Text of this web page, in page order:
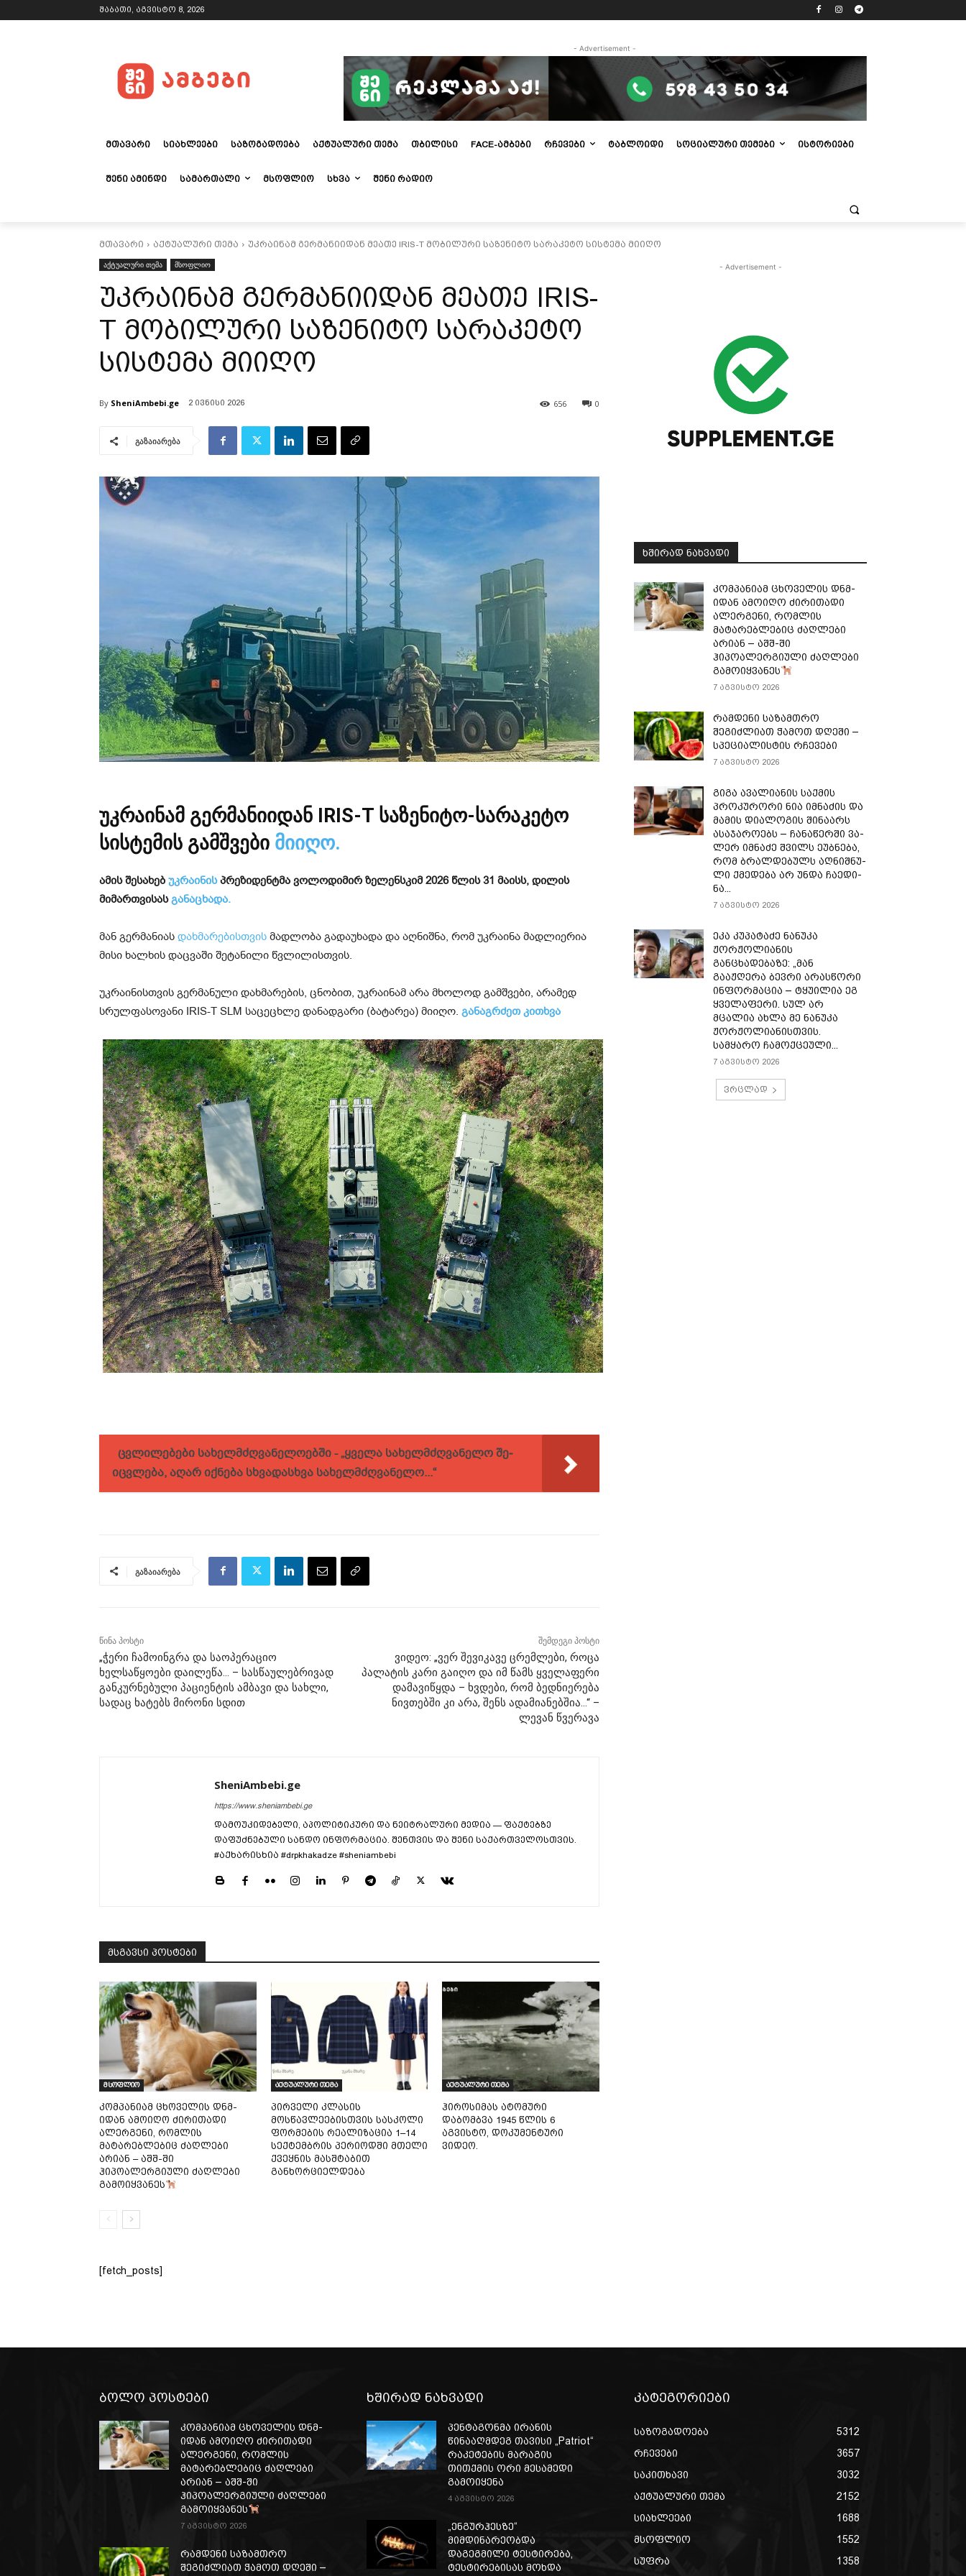
შაბათი, აგვისტო 8, 2026
- Advertisement -
ᲛᲗᲐᲕᲐᲠᲘ ᲡᲘᲐᲮᲚᲔᲔᲑᲘ ᲡᲐᲖᲝᲒᲐᲓᲝᲔᲑᲐ ᲐᲥᲢᲣᲐᲚᲣᲠᲘ ᲗᲔᲛᲐ ᲗᲑᲘᲚᲘᲡᲘ FACE-ᲐᲛᲑᲔᲑᲘ ᲠᲩᲔᲕᲔᲑᲘ ᲢᲐᲑᲚᲝᲘᲓᲘ ᲡᲝᲪᲘᲐᲚᲣᲠᲘ ᲗᲔᲛᲔᲑᲘ ᲘᲡᲢᲝᲠᲘᲔᲑᲘ
ᲨᲔᲜᲘ ᲐᲛᲘᲜᲓᲘ ᲡᲐᲛᲐᲠᲗᲐᲚᲘ ᲛᲡᲝᲤᲚᲘᲝ ᲡᲮᲕᲐ ᲨᲔᲜᲘ ᲠᲐᲓᲘᲝ
მთავარი აქტუალური თემა
უკრაინამ გერმანიიდან მეათე IRIS-T მობილური საზენიტო სარაკეტო სისტემა მიიღო
აქტუალური თემა
მსოფლიო
უკრაინამ გერმანიიდან მეათე IRIS-
T მობილური საზენიტო სარაკეტო
სისტემა მიიღო
By SheniAmbebi.ge 2 ივნისი 2026 0
656
გაზაიარება
უკრაინამ გერმანიიდან IRIS-T საზენიტო-სარაკეტო
სისტემის გამშვები მიიღო.
ამის შესახებ უკრაინისპრეზიდენტმა ვოლოდიმირ ზელენსკიმ 2026 წლის 31 მაისს, დილის
მიმართვისასგანაცხადა.
მან გერმანიას დახმარებისთვის მადლობა გადაუხადა და აღნიშნა, რომ უკრაინა მადლიერია
მისი ხალხის დაცვაში შეტანილი წვლილისთვის.
უკრაინისთვის გერმანული დახმარების, ცნობით, უკრაინამ არა მხოლოდ გამშვები, არამედ
სრულფასოვანი IRIS-T SLM საცეცხლე დანადგარი (ბატარეა) მიიღო. განაგრძეთ კითხვა
ცვლი­ლე­ბე­ბი სა­ხელ­მძღვა­ნე­ლო­ებ­ში - „ყვე­ლა სა­ხელ­მძღვა­ნე­ლო შე­
იც­ვლე­ბა, აღარ იქ­ნე­ბა სხვა­დას­ხვა სა­ხელ­მძღვა­ნე­ლო...“
გაზაიარება
წინა პოსტი
„ჭერი ჩამოინგრა და საოპერაციო
ხელსაწყოები დაილეწა… – სასწაულებრივად
განკურნებული პაციენტის ამბავი და სახლი,
სადაც ხატებს მირონი სდით
შემდეგი პოსტი
ვიდეო: „ვერ შევიკავე ცრემლები, როცა
პალატის კარი გაიღო და იმ წამს ყველაფერი
დამავიწყდა – ხვდები, რომ ბედნიერება
ნივთებში კი არა, შენს ადამიანებშია…“ –
ლევან წვერავა
SheniAmbebi.ge
https://www.sheniambebi.ge
დამოუკიდებელი, აპოლიტიკური და ნეიტრალური მედია — ფაქტებზე
დაფუძნებული სანდო ინფორმაცია. შენთვის და შენი საქართველოსთვის.
#აქხარისხია #drpkhakadze #sheniambebi
მსგავსი პოსტები
მსოფლიო
კომპანიამ ცხოველის დნმ-
იდან ამოიღო ძირითადი
ალერგენი, რომლის
მატარებლებიც ძაღლები
არიან – აშშ-ში
ჰიპოალერგიული ძაღლები
გამოიყვანეს
აქტუალური თემა
პირველი კლასის
მოსწავლეებისთვის სასკოლი
ფორმების რეალიზაცია 1–14
სექტემბრის პერიოდში მთელი
ქვეყნის მასშტაბით
განხორციელდება
აქტუალური თემა
ჰიროსიმას ატომური
დაბომბვა 1945 წლის 6
აგვისტო, დოკუმენტური
ვიდეო.
[fetch_posts]
- Advertisement -
ᲮᲨᲘᲠᲐᲓ ᲜᲐᲮᲕᲐᲓᲘ
კომპანიამ ცხოველის დნმ-
იდან ამოიღო ძირითადი
ალერგენი, რომლის
მატარებლებიც ძაღლები
არიან – აშშ-ში
ჰიპოალერგიული ძაღლები
გამოიყვანეს
7 აგვისტო 2026
რამდენი საზამთრო
შეგიძლიათ ჭამოთ დღეში –
სპეციალისტის რჩევები
7 აგვისტო 2026
გიგა ავალიანის საქმის
პროკურორი ნია იმნაძის და
მამის დიალოგის შინაარს
ასაჯაროებს – ჩა­ნა­წერ­ში ვა­
ლერ იმ­ნა­ძე შვილს ეუბ­ნე­ბა,
რომ ბრალ­დე­ბულს აღ­ნიშ­ნუ­
ლი ქმე­დე­ბა არ უნდა ჩა­ე­დი­
ნა...
7 აგვისტო 2026
ეკა კუპატაძე ნანუკა
ჟორჟოლიანის
განცხადებაზე: „მან
გააჟღერა ბევრი არასწორი
ინფორმაცია – ტყუილია ეგ
ყველაფერი. სულ არ
მცალია ახლა მე ნანუკა
ჟორჟოლიანისთვის.
სამყარო ჩამოქცეული...
7 აგვისტო 2026
ვრცლად
ბოლო პოსტები
კომპანიამ ცხოველის დნმ-
იდან ამოიღო ძირითადი
ალერგენი, რომლის
მატარებლებიც ძაღლები
არიან – აშშ-ში
ჰიპოალერგიული ძაღლები
გამოიყვანეს
7 აგვისტო 2026
რამდენი საზამთრო
შეგიძლიათ ჭამოთ დღეში –
ხშირად ნახვადი
პენტაგონმა ირანის
წინააღმდეგ თავისი „Patriot“
რაკეტების მარაგის
თითქმის ორი მესამედი
გამოიყენა
4 აგვისტო 2026
„ენგურჰესზე“
მიმდინარეობდა
დაგეგმილი ტესტირება,
ტესტირებისას მოხდა
კატეგორიები
საზოგადოება
5312
რჩევები
3657
საკითხავი
3032
აქტუალური თემა
2152
სიახლეები
1688
მსოფლიო
1552
სუფრა
1358